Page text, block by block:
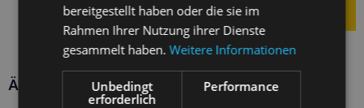
Ähnliche Produkte
bereitgestellt haben oder die sie im
Rahmen Ihrer Nutzung ihrer Dienste
gesammelt haben.Weitere Informationen
Unbedingt
erforderlich
Performance